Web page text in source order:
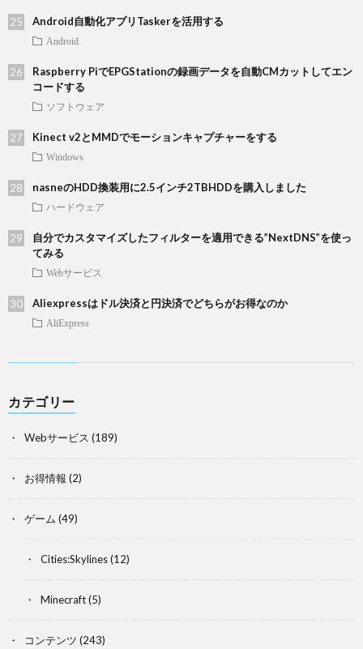
Android自動化アプリTaskerを活用する
Android
Raspberry PiでEPGStationの録画データを自動CMカットしてエン
コードする
ソフトウェア
Kinect v2とMMDでモーションキャプチャーをする
Windows
nasneのHDD換装用に2.5インチ2TBHDDを購入しました
ハードウェア
自分でカスタマイズしたフィルターを適用できる”NextDNS”を使っ
てみる
Webサービス
Aliexpressはドル決済と円決済でどちらがお得なのか
AliExpress
カテゴリー
Webサービス (189)
お得情報 (2)
ゲーム (49)
Cities:Skylines(12)
Minecraft(5)
コンテンツ (243)